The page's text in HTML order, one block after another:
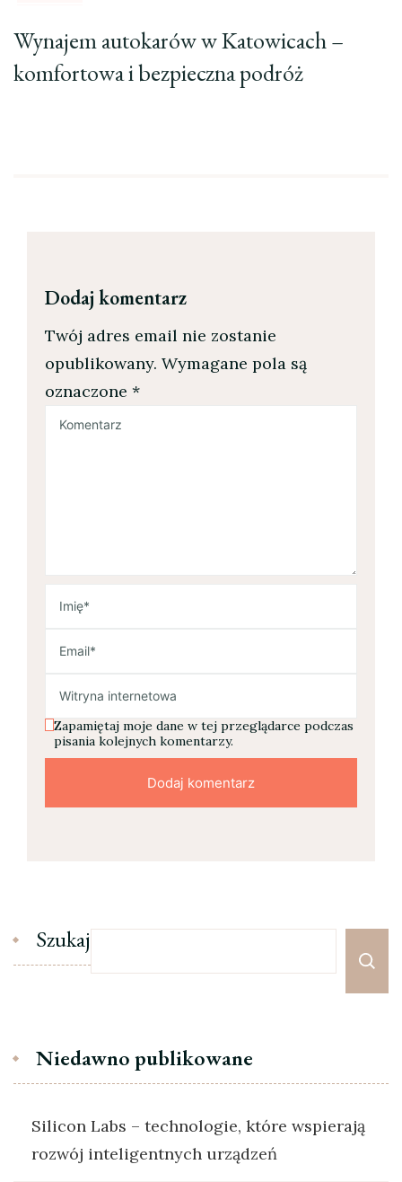
Wynajem autokarów w Katowicach –
komfortowa i bezpieczna podróż
Dodaj komentarz
Twój adres email nie zostanie
opublikowany. Wymagane pola są
oznaczone *
Zapamiętaj moje dane w tej przeglądarce podczas
pisania kolejnych komentarzy.
Szukaj
Niedawno publikowane
Silicon Labs – technologie, które wspierają
rozwój inteligentnych urządzeń